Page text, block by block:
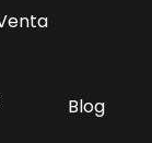
Blog